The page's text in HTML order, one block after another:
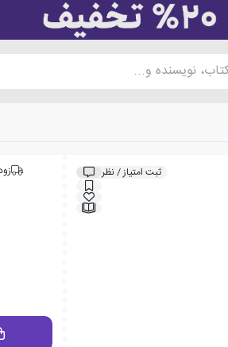
نویسنده و...
ثبت امتیاز / نظر